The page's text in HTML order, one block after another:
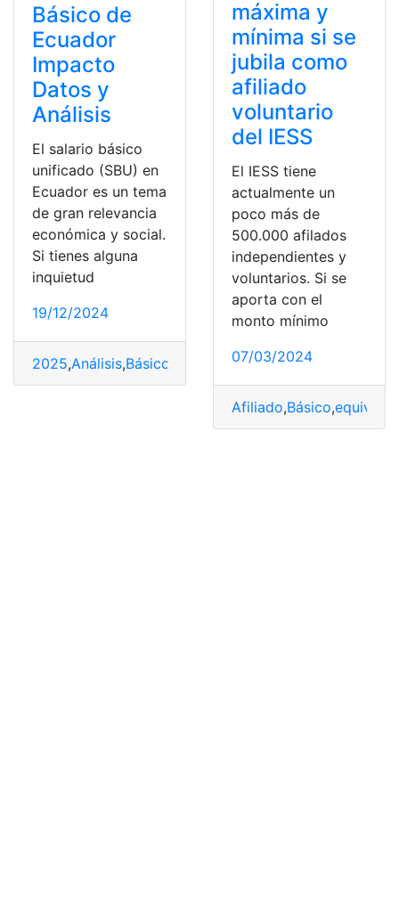
Básico de
Ecuador
Impacto
Datos y
Análisis
El salario básico
unificado (SBU) en
Ecuador es un tema
de gran relevancia
económica y social.
Si tienes alguna
inquietud
19/12/2024
2025,Análisis,Básico Ecuador,impacto
máxima y
mínima si se
jubila como
afiliado
voluntario
del IESS
El IESS tiene
actualmente un
poco más de
500.000 afilados
independientes y
voluntarios. Si se
aporta con el
monto mínimo
07/03/2024
Afiliado,Básico,